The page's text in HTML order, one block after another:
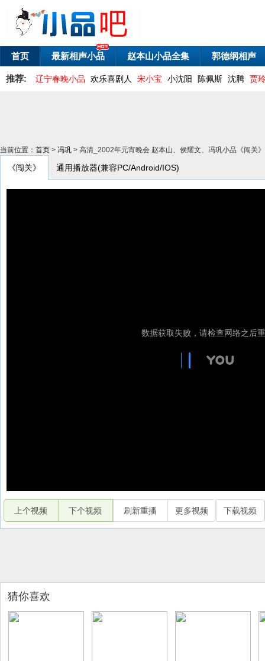
首页 最新相声小品 赵本山小品全集 郭德纲相声
推荐: 辽宁春晚小品 欢乐喜剧人 宋小宝 小沈阳 陈佩斯 沈腾 贾
当前位置： 首页 > 冯巩 > 高清_2002年元宵晚会 赵本山、侯耀文、冯巩小品《闯关
《闯关》 通用播放器(兼容PC/Android/IOS)
上个视频 下个视频 刷新重播 更多视频 下载视频
猜你喜欢